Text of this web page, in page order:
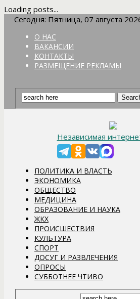
Loading posts...
Сегодня: Пятница, 07 августа
О НАС
ВАКАНСИИ
КОНТАКТЫ
РАЗМЕЩЕНИЕ РЕКЛАМЫ
Независимая
ПОЛИТИКА И ВЛАСТЬ
ЭКОНОМИКА
ОБЩЕСТВО
МЕДИЦИНА
ОБРАЗОВАНИЕ И НАУКА
ЖКХ
ПРОИСШЕСТВИЯ
КУЛЬТУРА
СПОРТ
ДОСУГ И РАЗВЛЕЧЕНИЯ
ОПРОСЫ
СУББОТНЕЕ ЧТИВО